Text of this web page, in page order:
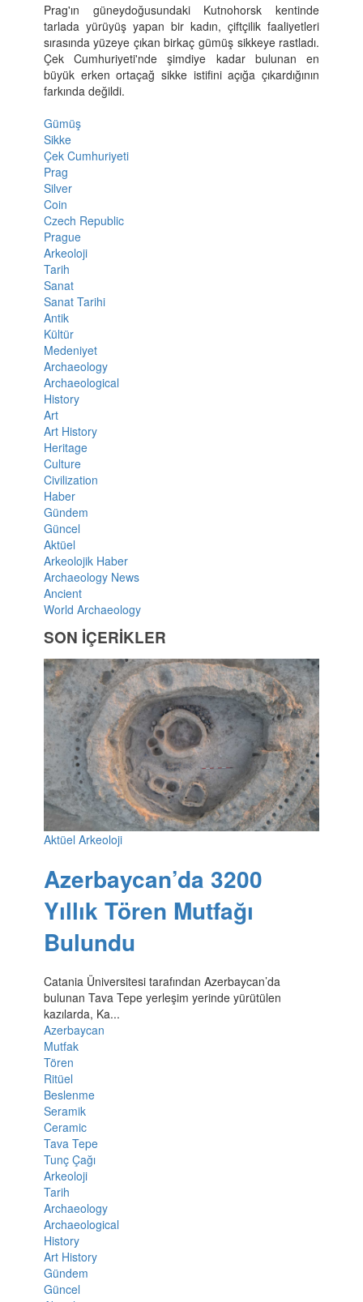
Prag'ın güneydoğusundaki Kutnohorsk kentinde
tarlada yürüyüş yapan bir kadın, çiftçilik faaliyetleri
sırasında yüzeye çıkan birkaç gümüş sikkeye rastladı.
Çek Cumhuriyeti'nde şimdiye kadar bulunan en
büyük erken ortaçağ sikke istifini açığa çıkardığının
farkında değildi.
Gümüş
Sikke
Çek Cumhuriyeti
Prag
Silver
Coin
Czech Republic
Prague
Arkeoloji
Tarih
Sanat
Sanat Tarihi
Antik
Kültür
Medeniyet
Archaeology
Archaeological
History
Art
Art History
Heritage
Culture
Civilization
Haber
Gündem
Güncel
Aktüel
Arkeolojik Haber
Archaeology News
Ancient
World Archaeology
SON İÇERİKLER
Aktüel Arkeoloji
Azerbaycan’da 3200
Yıllık Tören Mutfağı
Bulundu
Catania Üniversitesi tarafından Azerbaycan’da
bulunan Tava Tepe yerleşim yerinde yürütülen
kazılarda, Ka...
Azerbaycan
Mutfak
Tören
Ritüel
Beslenme
Seramik
Ceramic
Tava Tepe
Tunç Çağı
Arkeoloji
Tarih
Archaeology
Archaeological
History
Art History
Gündem
Güncel